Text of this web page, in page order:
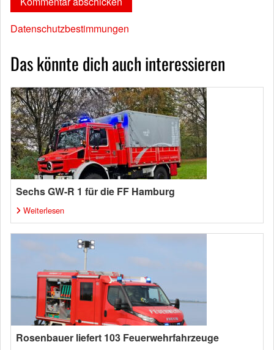
Datenschutzbestimmungen
Das könnte dich auch interessieren
Sechs GW-R 1 für die FF Hamburg
Weiterlesen
Rosenbauer liefert 103 Feuerwehrfahrzeuge